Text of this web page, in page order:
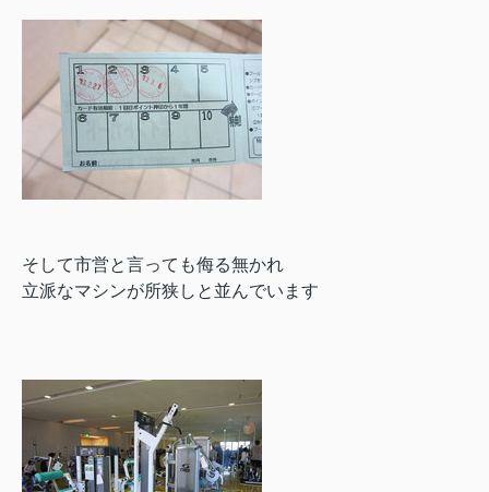
そして市営と言っても侮る無かれ
立派なマシンが所狭しと並んでいます